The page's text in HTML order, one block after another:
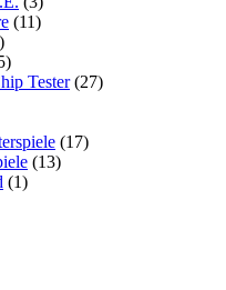
(11)
Tester(27)
(17)
(13)
(1)